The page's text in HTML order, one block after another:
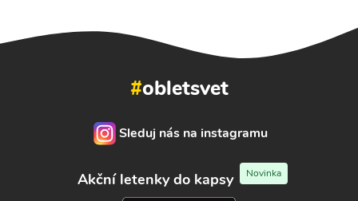
#obletsvet
Sleduj nás na instagramu
Akční letenky do kapsy Novinka